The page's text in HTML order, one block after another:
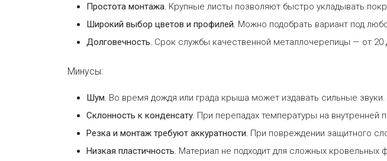
Простота монтажа. Крупные листы позволяют быстро укладывать
Широкий выбор цветов и профилей. Можно подобрать вариант под
Долговечность. Срок службы качественной металлочерепицы — от 20
Минусы:
Шум. Во время дождя или града крыша может издавать сильные
Склонность к конденсату. При перепадах температуры на внутренней
Резка и монтаж требуют аккуратности. При повреждении защитного
Низкая пластичность. Материал не подходит для сложных